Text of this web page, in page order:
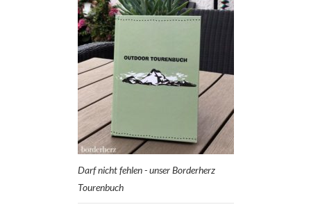
Darf nicht fehlen - unser Borderherz
Tourenbuch